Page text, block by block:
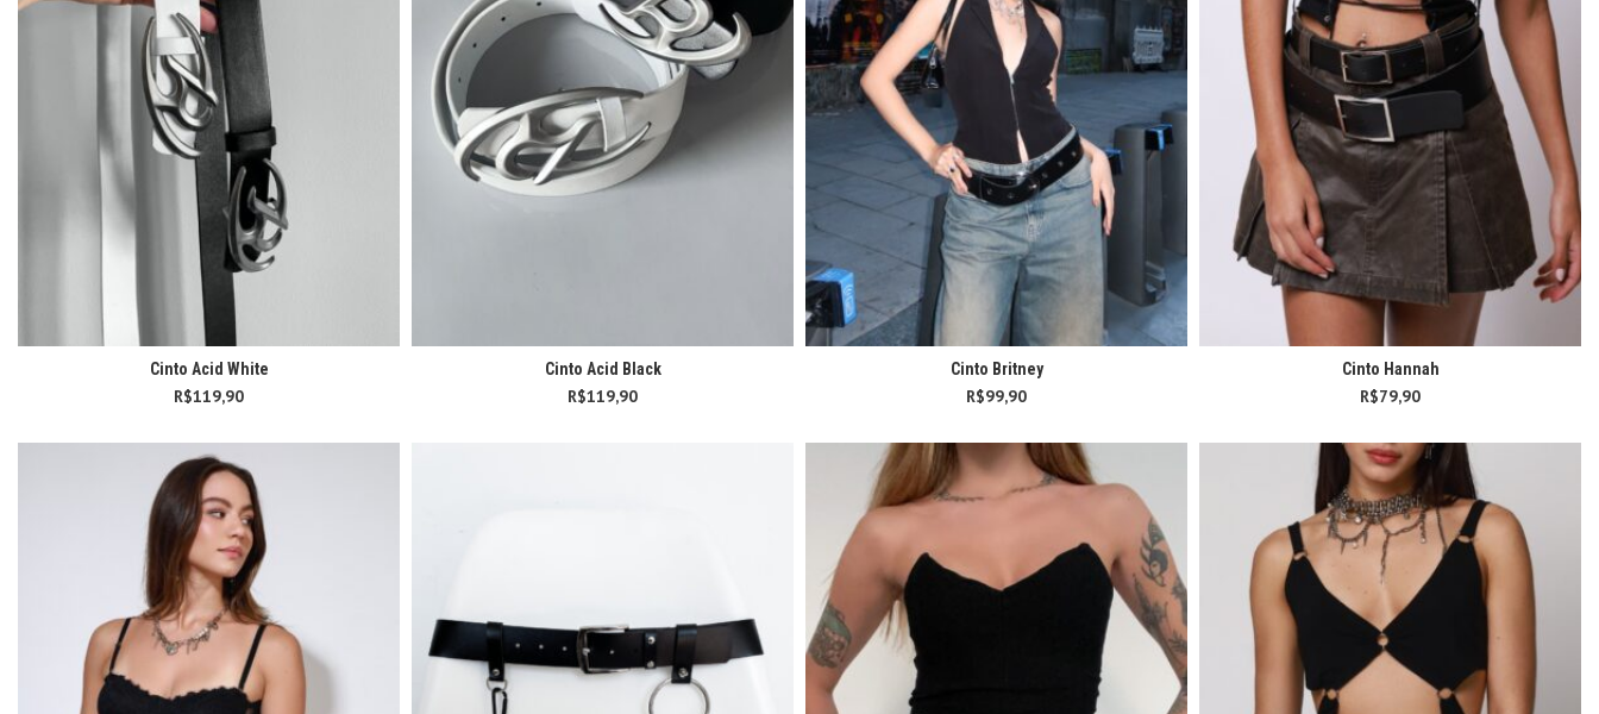
Cinto Acid White
R$119,90
Cinto Acid Black
R$119,90
Cinto Britney
R$99,90
Cinto Hannah
R$79,90